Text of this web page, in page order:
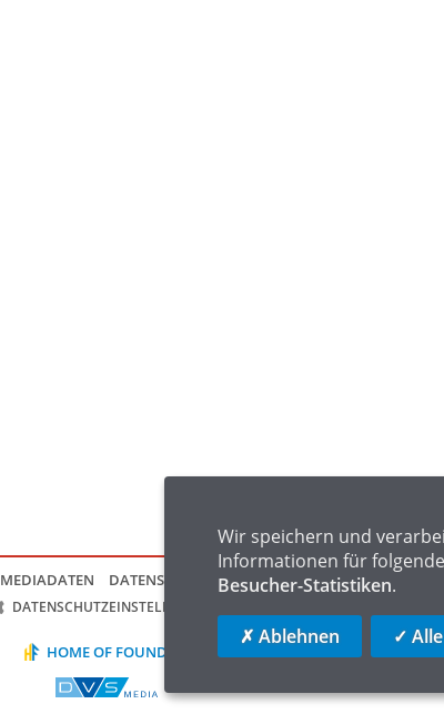
MEDIADATEN DATENSCHUTZ IMPRESSUM FAQ
DATENSCHUTZEINSTELLUNGEN
HOME OF FOUNDRY HOME OF LOGISTICS
Wir speichern und
Informationen für
Besucher-Statistiken.
✗ Ablehnen ✓